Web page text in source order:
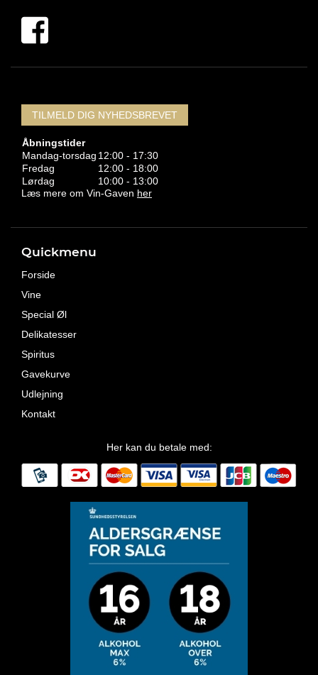
TILMELD DIG NYHEDSBREVET
Åbningstider
Mandag-torsdag 12:00 - 17:30
Fredag
12:00 - 18:00
Lørdag
10:00 - 13:00
Læs mere om Vin-Gaven her
Quickmenu
Forside
Vine
Special Øl
Delikatesser
Spiritus
Gavekurve
Udlejning
Kontakt
Her kan du betale med: